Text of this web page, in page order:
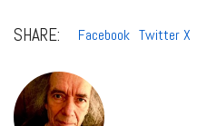
SHARE: Facebook Twitter X